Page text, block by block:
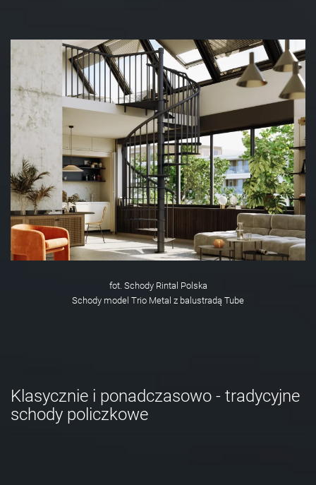
fot. Schody Rintal Polska
Schody model Trio Metal z balustradą Tube
Klasycznie i ponadczasowo - tradycyjne
schody policzkowe